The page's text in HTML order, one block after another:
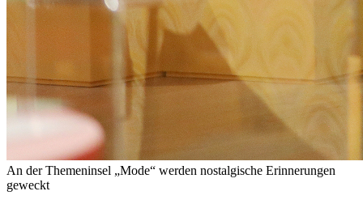
An der Themeninsel „Mode“ werden nostalgische Erinnerungen
geweckt